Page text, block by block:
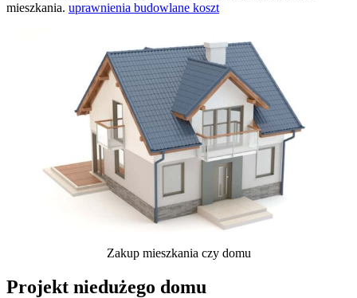
mieszkania. uprawnienia budowlane koszt
Zakup mieszkania czy domu
Projekt niedużego domu